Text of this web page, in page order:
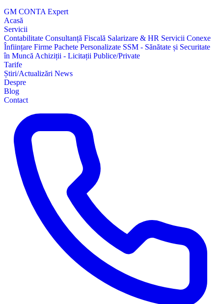
GM CONTA Expert
Acasă
Servicii
Contabilitate Consultanță Fiscală Salarizare & HR Servicii Conexe
Înființare Firme Pachete Personalizate SSM - Sănătate și Securitate
în Muncă Achiziții - Licitații Publice/Private
Tarife
Știri/Actualizări News
Despre
Blog
Contact